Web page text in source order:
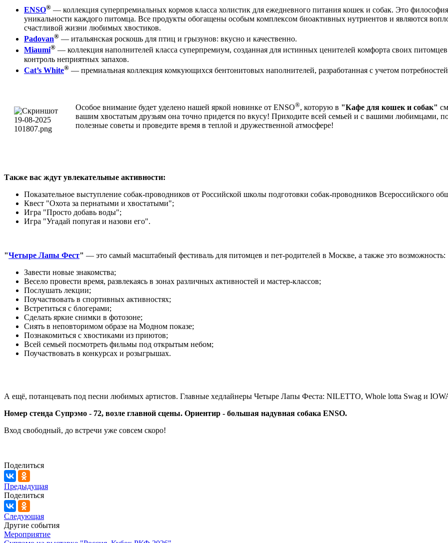
ENSO® — коллекция суперпремиальных кормов класса холистик для ежедневного питания кошек и собак. Это
уникальности каждого питомца. Все продукты обогащены особым комплексом биоактивных нутриентов и являются
счастливой жизни любимых хвостиков.
Padovan® — итальянская роскошь для птиц и грызунов: вкусно и качественно.
Miaumi® — коллекция наполнителей класса суперпремиум, созданная для истинных ценителей комфорта своих
контроль неприятных запахов.
Cat’s White® — премиальная коллекция комкующихся бентонитовых наполнителей, разработанная с учетом
Особое внимание будет уделено нашей яркой новинке от ENSO®, которую в "Кафе для кошек и собак"
вашим хвостатым друзьям она точно придется по вкусу! Приходите всей семьей и с вашими любимцами,
полезные советы и проведите время в теплой и дружественной атмосфере!
Также вас ждут увлекательные активности:
Показательное выступление собак-проводников от Российской школы подготовки собак-проводников Всероссийского
Квест "Охота за пернатыми и хвостатыми";
Игра "Просто добавь воды";
Игра "Угадай попугая и назови его".
"Четыре Лапы Фест" — это самый масштабный фестиваль для питомцев и пет-родителей в Москве, а также это возможность:
Завести новые знакомства;
Весело провести время, развлекаясь в зонах различных активностей и мастер-классов;
Послушать лекции;
Поучаствовать в спортивных активностях;
Встретиться с блогерами;
Сделать яркие снимки в фотозоне;
Сиять в неповторимом образе на Модном показе;
Познакомиться с хвостиками из приютов;
Всей семьей посмотреть фильмы под открытым небом;
Поучаствовать в конкурсах и розыгрышах.
А ещё, потанцевать под песни любимых артистов. Главные хедлайнеры Четыре Лапы Феста: NILETTO, Whole lotta Swag и
Номер стенда Супрэмо - 72, возле главной сцены. Ориентир - большая надувная собака ENSO.
Вход свободный, до встречи уже совсем скоро!
Поделиться
Предыдущая
Поделиться
Следующая
Другие события
Мероприятие